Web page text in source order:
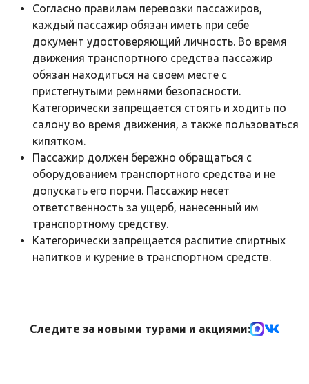
Согласно правилам перевозки пассажиров,
каждый пассажир обязан иметь при себе
документ удостоверяющий личность. Во время
движения транспортного средства пассажир
обязан находиться на своем месте с
пристегнутыми ремнями безопасности.
Категорически запрещается стоять и ходить по
салону во время движения, а также пользоваться
кипятком.
Пассажир должен бережно обращаться с
оборудованием транспортного средства и не
допускать его порчи. Пассажир несет
ответственность за ущерб, нанесенный им
транспортному средству.
Категорически запрещается распитие спиртных
напитков и курение в транспортном средств.
Следите за новыми турами и акциями: